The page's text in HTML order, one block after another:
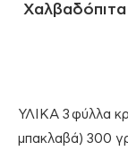
ΥΛΙΚΑ 3 φύλλα
μπακλαβά) 300